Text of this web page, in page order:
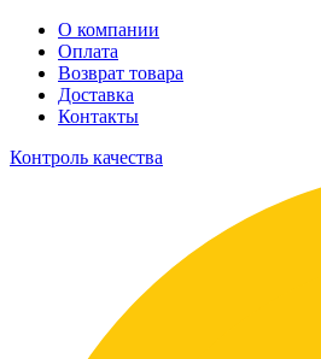
О компании
Оплата
Возврат товара
Доставка
Контакты
Контроль качества